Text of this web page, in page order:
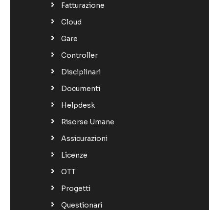
Fatturazione
Cloud
Gare
Controller
Disciplinari
Documenti
Helpdesk
Risorse Umane
Assicurazioni
Licenze
OTT
Progetti
Questionari